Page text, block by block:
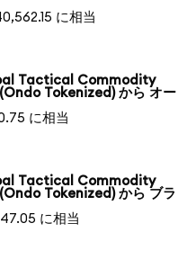
に相当
Tactical Commodity
Tokenized) から オー
に相当
Tactical Commodity
Tokenized) から ブラ
に相当